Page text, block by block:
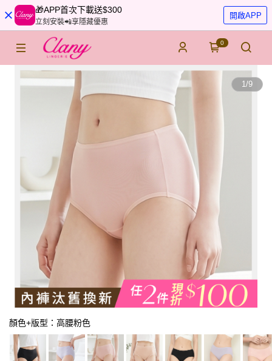
🎁APP首次下載送$300
立刻安裝📲享隱藏優惠
開啟APP
0
1/9
顏色+版型：高腰粉色